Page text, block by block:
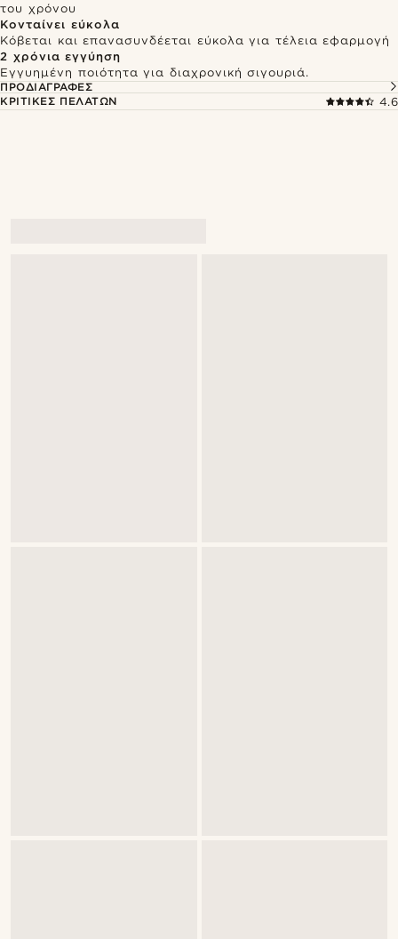
του χρόνου
Κονταίνει εύκολα
Κόβεται και επανασυνδέεται εύκολα για τέλεια εφαρμογή
2 χρόνια εγγύηση
Εγγυημένη ποιότητα για διαχρονική σιγουριά.
ΠΡΟΔΙΑΓΡΑΦΈΣ
ΚΡΙΤΙΚΈΣ ΠΕΛΑΤΏΝ
4.6